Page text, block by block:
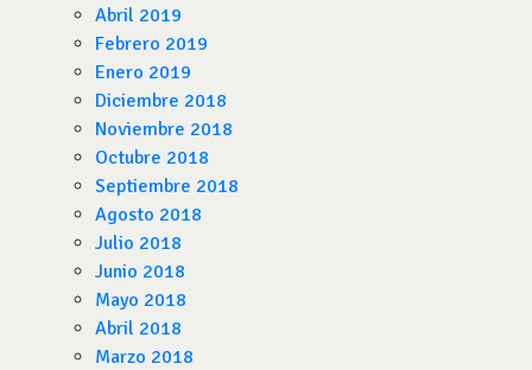
Abril 2019
Febrero 2019
Enero 2019
Diciembre 2018
Noviembre 2018
Octubre 2018
Septiembre 2018
Agosto 2018
Julio 2018
Junio 2018
Mayo 2018
Abril 2018
Marzo 2018